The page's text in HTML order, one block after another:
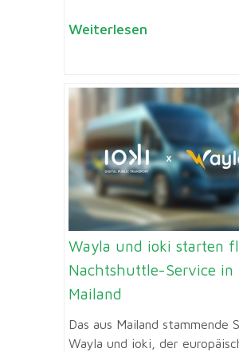
Weiterlesen
Wayla und ioki starten
Nachtshuttle-Service in
Mailand
Das aus Mailand stammende
Wayla und ioki, der